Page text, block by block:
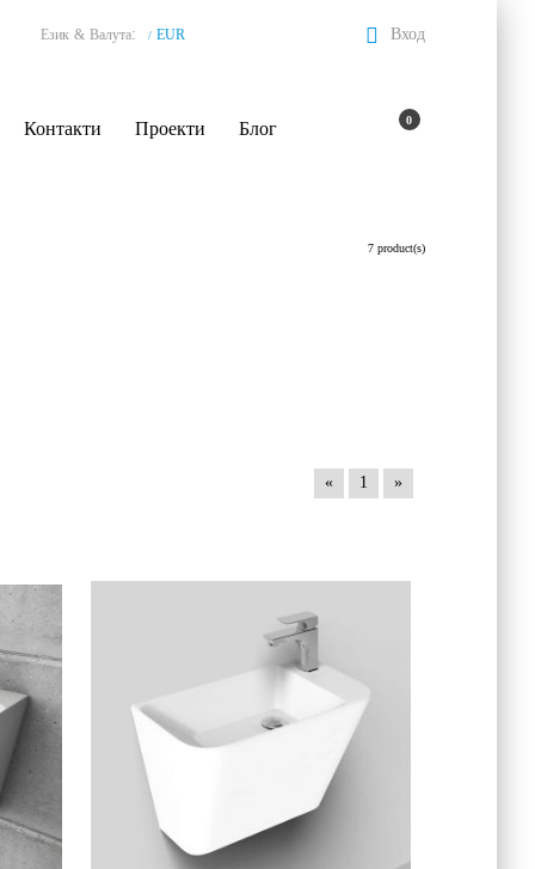
Език & Валута: / EUR Вход
0
Контакти Проекти Блог
7 product(s)
« 1 »